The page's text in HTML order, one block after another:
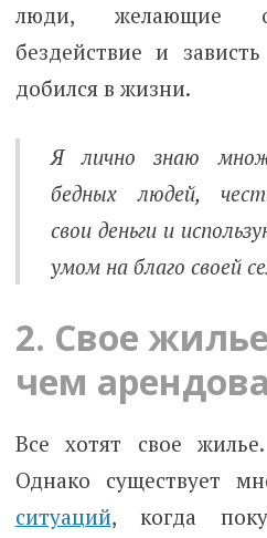
люди, желающие
бездействие и
добился в жизни.
Я лично знаю
бедных людей,
свои деньги и
умом на благо своей
2. Свое
чем
Все хотят свое
Однако существует
ситуаций, когда